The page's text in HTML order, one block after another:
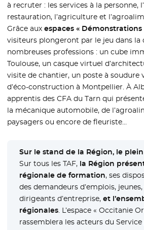
à recruter : les services à la personne,
restauration, l’agriculture et
Grâce auxespaces «
visiteurs plongeront par le jeu dans la
nombreuses professions : un cube
Toulouse, un casque virtuel
visite de chantier, un poste à soudure
d’éco-construction à Montpellier. À
apprentis des CFA du Tarn qui
la mécanique automobile, de
paysagers ou encore de fleuriste…
Sur le stand de la Région, le
Sur tous les TAF, la Région
régionale de formation, ses
des demandeurs d’emplois,
dirigeants d’entreprise,et
régionales. L’espace « Occitanie
rassemblera les acteurs du